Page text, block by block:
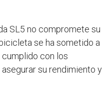
SL5 no compromete su
se ha sometido a
con los
su rendimiento y